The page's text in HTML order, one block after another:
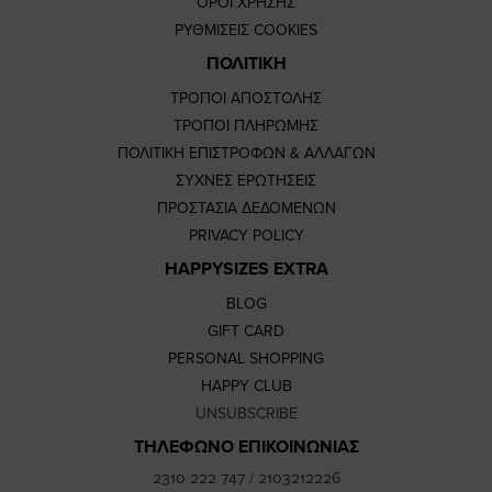
ΡΥΘΜΙΣΕΙΣ COOKIES
ΠΟΛΙΤΙΚΗ
ΤΡΟΠΟΙ ΑΠΟΣΤΟΛΗΣ
ΤΡΟΠΟΙ ΠΛΗΡΩΜΗΣ
ΠΟΛΙΤΙΚΗ ΕΠΙΣΤΡΟΦΩΝ & ΑΛΛΑΓΩΝ
ΣΥΧΝΕΣ ΕΡΩΤΗΣΕΙΣ
ΠΡΟΣΤΑΣΙΑ ΔΕΔΟΜΕΝΩΝ
PRIVACY POLICY
HAPPYSIZES EXTRA
BLOG
GIFT CARD
PERSONAL SHOPPING
HAPPY CLUB
UNSUBSCRIBE
ΤΗΛΕΦΩΝΟ ΕΠΙΚΟΙΝΩΝΙΑΣ
2310 222 747/ 2103212226